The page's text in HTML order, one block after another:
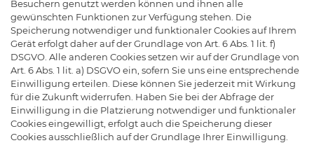
Besuchern genutzt werden können und ihnen alle
gewünschten Funktionen zur Verfügung stehen. Die
Speicherung notwendiger und funktionaler Cookies auf Ihrem
Gerät erfolgt daher auf der Grundlage von Art. 6 Abs. 1 lit. f)
DSGVO. Alle anderen Cookies setzen wir auf der Grundlage von
Art. 6 Abs. 1 lit. a) DSGVO ein, sofern Sie uns eine entsprechende
Einwilligung erteilen. Diese können Sie jederzeit mit Wirkung
für die Zukunft widerrufen. Haben Sie bei der Abfrage der
Einwilligung in die Platzierung notwendiger und funktionaler
Cookies eingewilligt, erfolgt auch die Speicherung dieser
Cookies ausschließlich auf der Grundlage Ihrer Einwilligung.